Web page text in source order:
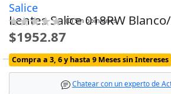
the
end
of
the
gallery
to
the
beginning
of
images
gallery
Salice
Lentes Salice 018RW
Calificación:
% of
(0)Sin opiniones
$1952.87
Compra a 3, 6 y hasta 9 Meses sin Intereses
Chatear con un experto de
Magene